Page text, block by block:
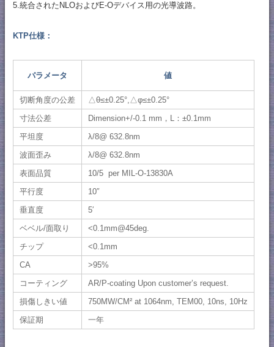
5.統合されたNLOおよびE-Oデバイス用の光導波路。
KTP仕様：
パラメータ 値
切断角度の公差
△θ≤±0.25°,△φ≤±0.25°
寸法公差
Dimension+/-0.1 mm，L：±0.1mm
平坦度
λ/8@ 632.8nm
波面歪み
λ/8@ 632.8nm
表面品質
10/5 per MIL-O-13830A
平行度
10″
垂直度
5′
ベベル/面取り
<0.1mm@45deg.
チップ
<0.1mm
CA
>95%
コーティング
AR/P-coating Upon customer’s request.
損傷しきい値
750MW/CM² at 1064nm, TEM00, 10ns, 10Hz
保証期
一年